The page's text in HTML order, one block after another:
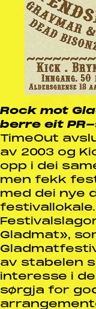
Rock mot
berre eit
TimeOut
av 2003 og
opp i dei
men fekk
med dei nye
festivallokale.
Gladmat»,
av stabelen
interesse i
sørgja for